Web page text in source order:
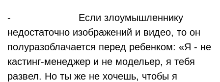
- Если злоумышленнику
недостаточно изображений и видео, то он
полуразоблачается перед ребенком: «Я - не
кастинг-менеджер и не модельер, я тебя
развел. Но ты же не хочешь, чтобы я